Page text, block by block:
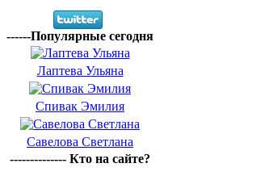
------Популярные сегодня
Лаптева Ульяна
Спивак Эмилия
Савелова Светлана
-------------- Кто на сайте?